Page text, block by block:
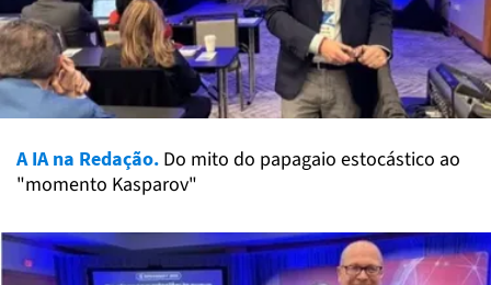
A IA na Redação. Do mito do papagaio estocástico ao
"momento Kasparov"